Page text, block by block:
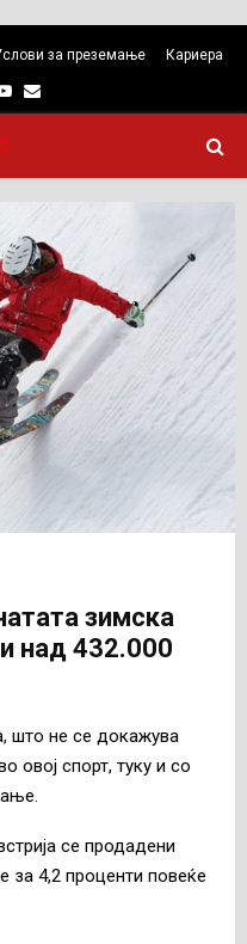
за преземање Кариера
Youtube
Email
зимска
над 432.000
што не се докажува
овој спорт, туку и со
се продадени
за 4,2 проценти повеќе